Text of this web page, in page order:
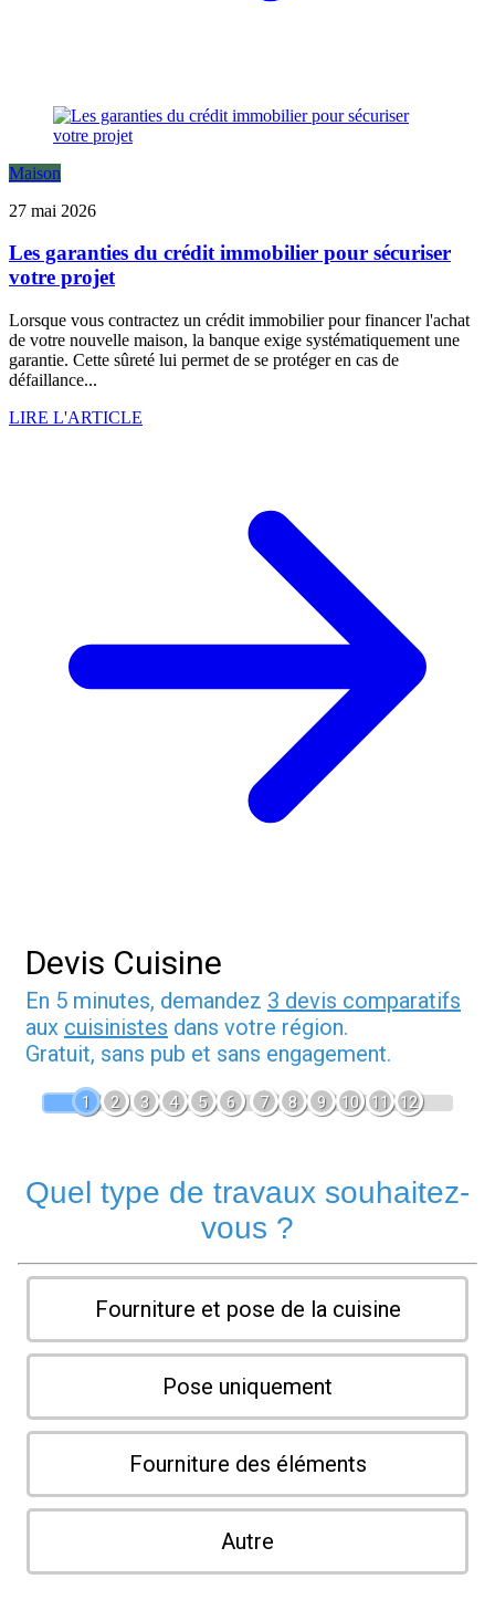
Maison
27 mai 2026
Les garanties du crédit immobilier pour sécuriser
votre projet
Lorsque vous contractez un crédit immobilier pour financer l'achat
de votre nouvelle maison, la banque exige systématiquement une
garantie. Cette sûreté lui permet de se protéger en cas de
défaillance...
LIRE L'ARTICLE
Devis Cuisine
En 5 minutes, demandez 3 devis comparatifs
aux cuisinistes dans votre région.
Gratuit, sans pub et sans engagement.
1 2 3 4 5 6 7 8 9 10 11 12
Quel type de travaux souhaitez-
vous ?
Fourniture et pose de la cuisine
Pose uniquement
Fourniture des éléments
Autre